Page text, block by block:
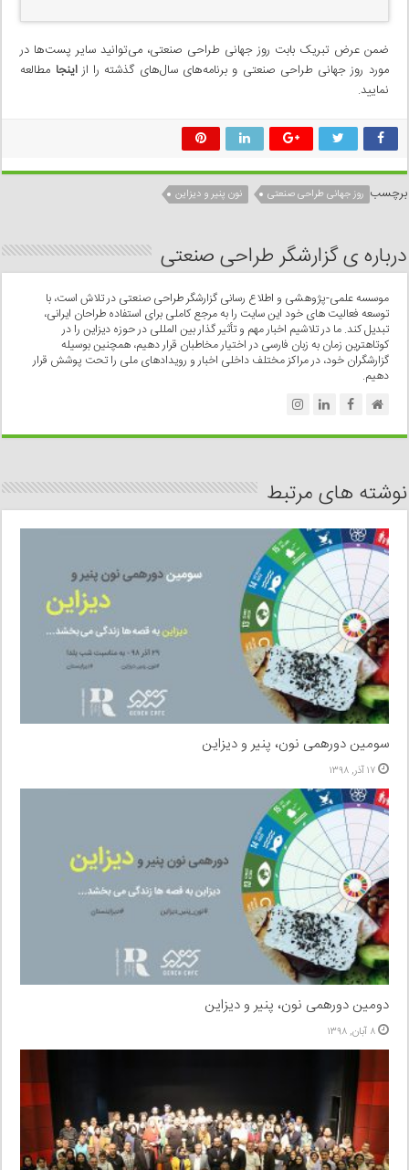
ضمن عرض تبریک بابت روز جهانی طراحی صنعتی، می‌توانید سایر پست‌ها در
مورد روز جهانی طراحی صنعتی و برنامه‌های سال‌های گذشته را ازاینجا مطالعه
نمایید.
برچسب روز جهانی طراحی صنعتی نون پنیر و دیزاین
درباره ی گزارشگر طراحی صنعتی
موسسه علمی-پژوهشی و اطلاع رسانی گزارشگر طراحی صنعتی در تلاش است، با
توسعه فعالیت های خود این سایت را به مرجع کاملی برای استفاده طراحان ایرانی،
تبدیل کند. ما در تلاشیم اخبار مهم و تأثیر گذار بین المللی در حوزه دیزاین را در
کوتاهترین زمان به زبان فارسی در اختیار مخاطبان قرار دهیم، همچنین بوسیله
گزارشگران خود، در مراکز مختلف داخلی اخبار و رویدادهای ملی را تحت پوشش قرار
دهیم.
نوشته های مرتبط
سومین دورهمی نون، پنیر و دیزاین
۱۷ آذر, ۱۳۹۸
دومین دورهمی نون، پنیر و دیزاین
۸ آبان, ۱۳۹۸